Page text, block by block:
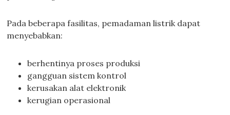
Pada beberapa fasilitas, pemadaman listrik dapat
menyebabkan:
berhentinya proses produksi
gangguan sistem kontrol
kerusakan alat elektronik
kerugian operasional